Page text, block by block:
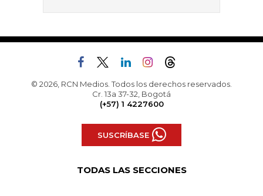
© 2026, RCN Medios. Todos los derechos reservados.
Cr. 13a 37-32, Bogotá
(+57) 1 4227600
SUSCRÍBASE
TODAS LAS SECCIONES